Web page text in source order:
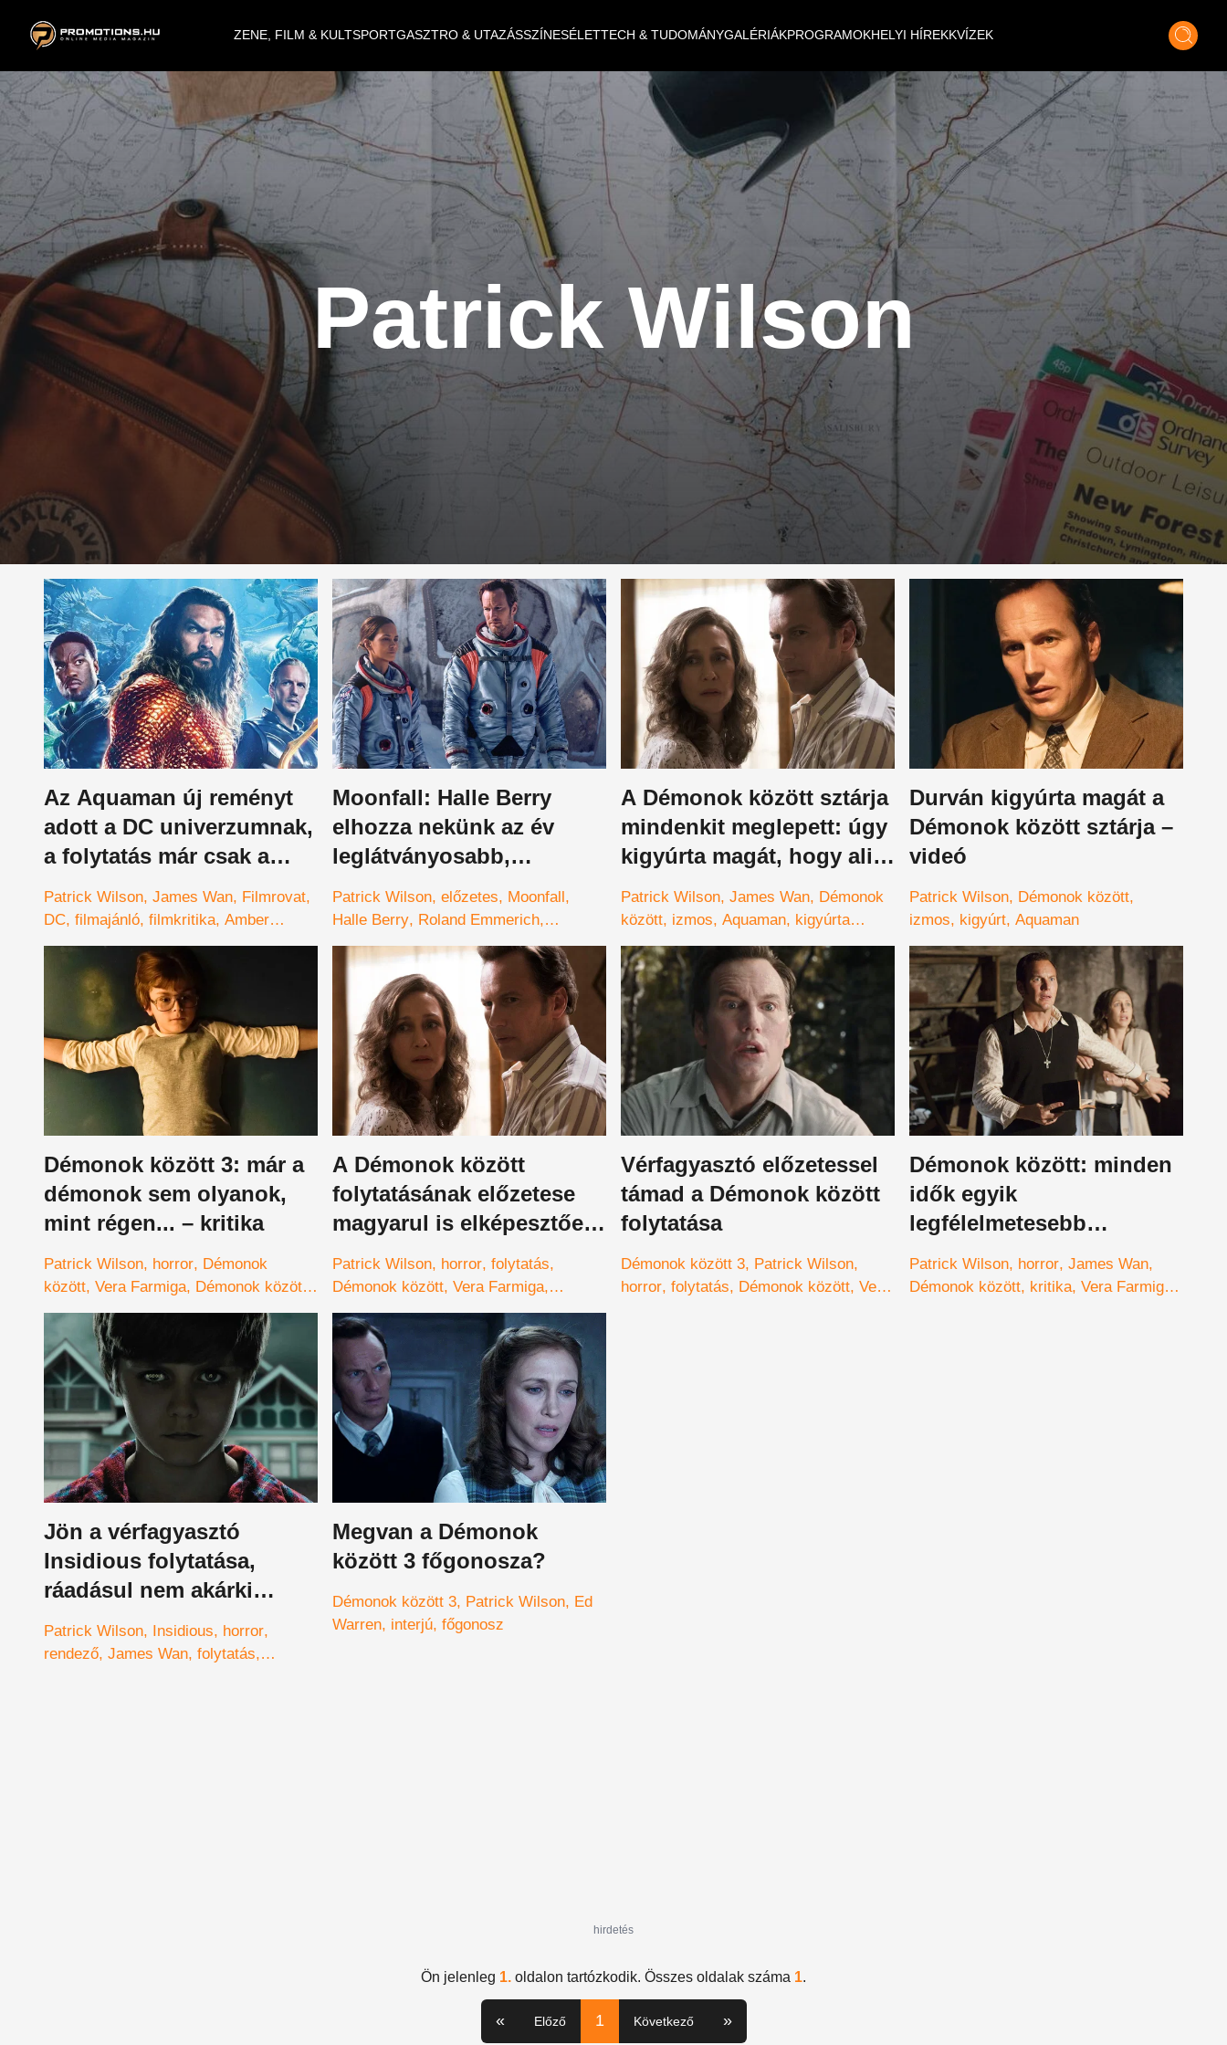
ZENE, FILM & KULTSPORTGASZTRO & UTAZÁSSZÍNESÉLETTECH & TUDOMÁNYGALÉRIÁKPROGRAMOKHELYI HÍREKKVÍZEK
Patrick Wilson
Az Aquaman új reményt
adott a DC univerzumnak,
a folytatás már csak a
szögeket veri a
koporsóba
Patrick Wilson James Wan Filmrovat
DC filmajánló filmkritika Amber
Heard Jason Momoa
Moonfall: Halle Berry
elhozza nekünk az év
leglátványosabb,
legostobább
katasztrófafilmjét –
előzetes
Patrick Wilson előzetes
Moonfall
Halle Berry Roland Emmerich
katasztrófafilm Hold
A Démonok között sztárja
mindenkit meglepett: úgy
kigyúrta magát, hogy alig
lehet felismerni – fotó
Patrick Wilson James Wan Démonok
között izmos Aquaman kigyúrta
magát
Durván kigyúrta magát a
Démonok között sztárja –
videó
Patrick Wilson Démonok között
izmos
kigyúrt Aquaman
Démonok között 3: már a
démonok sem olyanok,
mint régen... – kritika
Patrick Wilson horror Démonok
között Vera Farmiga Démonok között:
Az ördög kényszerített
A Démonok között
folytatásának előzetese
magyarul is elképesztően
félelmetes
Patrick Wilson horror folytatás
Démonok között Vera Farmiga
előzetes Démonok között: Az ördög
kényszerített
Vérfagyasztó előzetessel
támad a Démonok között
folytatása
Démonok között 3 Patrick Wilson
horror folytatás Démonok között Vera
Démonok között: minden
idők egyik
legfélelmetesebb
horrorfilmje zseniálisabb,
mint gondolnád
Patrick Wilson horror James Wan
Démonok között kritika Vera Farmiga
Jön a vérfagyasztó
Insidious folytatása,
ráadásul nem akárki
rendezi
Patrick Wilson Insidious
horror
rendező James Wan folytatás
Megvan a Démonok
között 3 főgonosza?
Démonok között 3 Patrick Wilson Ed
Warren interjú főgonosz
hirdetés
Ön jelenleg 1. oldalon tartózkodik. Összes oldalak száma 1.
« Előző 1 Következő »